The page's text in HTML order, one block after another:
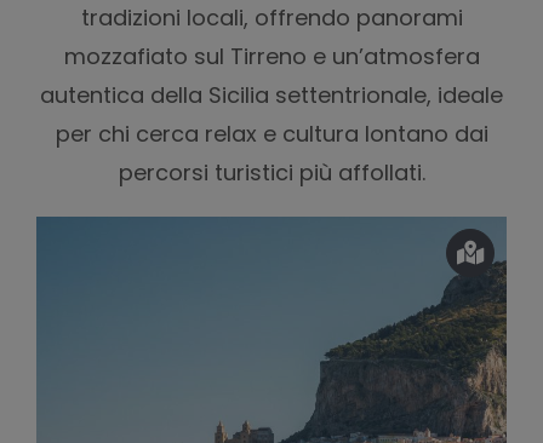
tradizioni locali, offrendo panorami
mozzafiato sul Tirreno e un’atmosfera
autentica della Sicilia settentrionale, ideale
per chi cerca relax e cultura lontano dai
percorsi turistici più affollati.